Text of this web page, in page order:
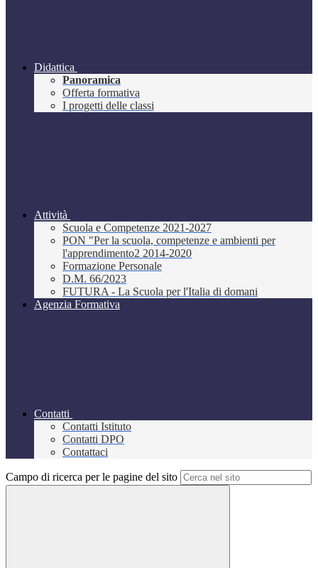
Didattica
Panoramica
Offerta formativa
I progetti delle classi
Attività
Scuola e Competenze 2021-2027
PON "Per la scuola, competenze e ambienti per
l'apprendimento2 2014-2020
Formazione Personale
D.M. 66/2023
FUTURA - La Scuola per l'Italia di domani
Agenzia Formativa
Contatti
Contatti Istituto
Contatti DPO
Contattaci
Campo di ricerca per le pagine del sito